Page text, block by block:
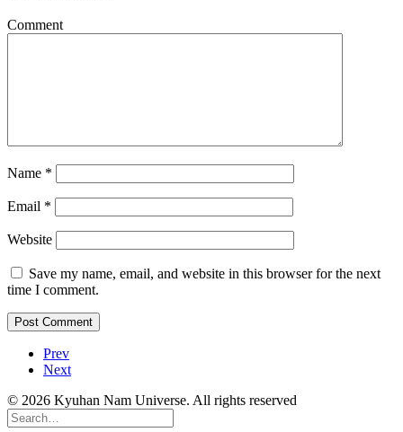
Comment
Name *
Email *
Website
Save my name, email, and website in this browser for the next
time I comment.
Prev
Next
© 2026 Kyuhan Nam Universe. All rights reserved